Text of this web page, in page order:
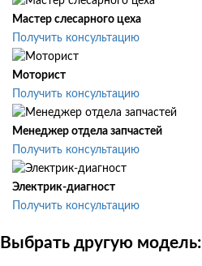
Мастер слесарного цеха
Получить консультацию
Моторист
Получить консультацию
Менеджер отдела запчастей
Получить консультацию
Электрик-диагност
Получить консультацию
Выбрать другую модель: